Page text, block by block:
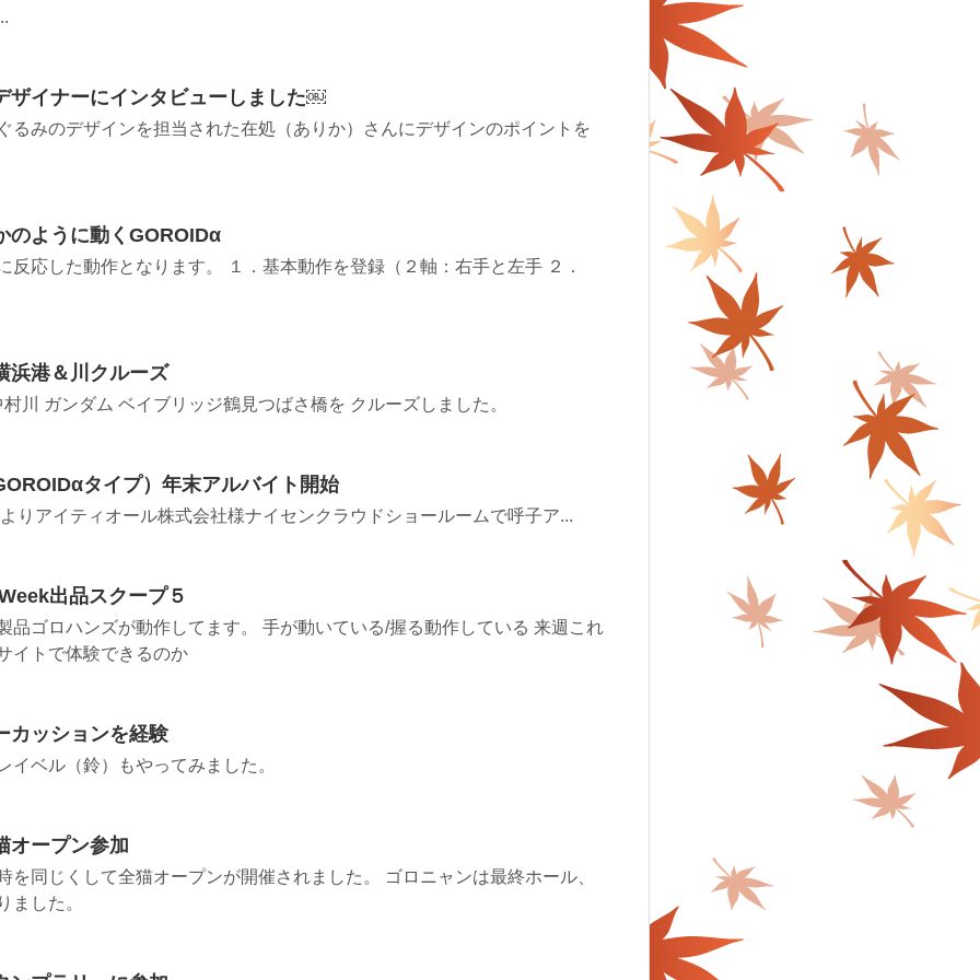
ザイナーにインタビューしました￼
るみのデザインを担当された在処（ありか）さんにデザインのポイントを
のように動くGOROIDα
反応した動作となります。 １．基本動作を登録（２軸：右手と左手 ２．
港＆川クルーズ
川 ガンダム ベイブリッジ鶴見つばさ橋を クルーズしました。
タイプ）年末アルバイト開始
りアイティオール株式会社様ナイセンクラウドショールームで呼子ア...
出品スクープ５
品ゴロハンズが動作してます。 手が動いている/握る動作している 来週これ
イトで体験できるのか
カッションを経験
イベル（鈴）もやってみました。
オープン参加
を同じくして全猫オープンが開催されました。 ゴロニャンは最終ホール、
ました。